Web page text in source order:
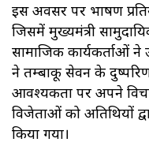
इस अवसर पर भाषण
जिसमें मुख्यमंत्री
सामाजिक कार्यकर्ताओं ने
ने तम्बाकू सेवन के
आवश्यकता पर अपने
विजेताओं को अतिथियों
किया गया।